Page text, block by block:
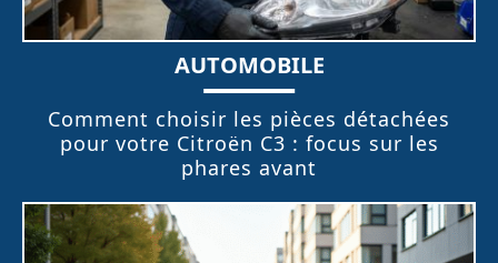
AUTOMOBILE
Comment choisir les pièces détachées
pour votre Citroën C3 : focus sur les
phares avant